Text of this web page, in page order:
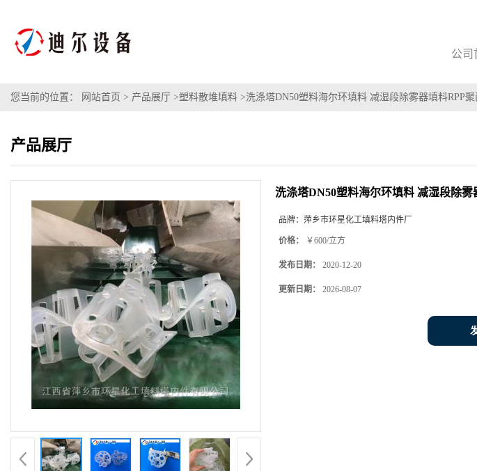
公司
您当前的位置： 网站首页 > 产品展厅 >塑料散堆填料 >洗涤塔DN50塑料海尔环填料 减湿段除雾器填料RPP
产品展厅
洗涤塔DN50塑料海尔环填料 减湿段除
品牌： 萍乡市环星化工填料塔内件厂
价格： ￥600/立方
发布日期： 2020-12-20
更新日期： 2026-08-07